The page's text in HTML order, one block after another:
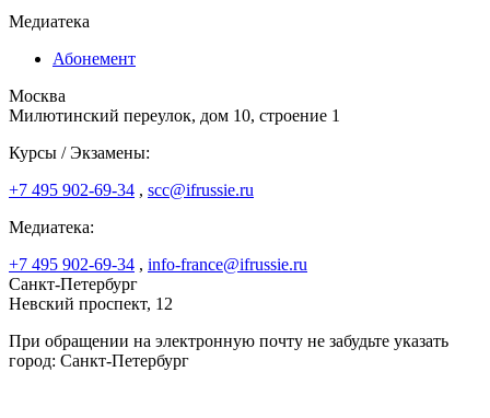
Медиатека
Абонемент
Москва
Милютинский переулок, дом 10, строение 1
Курсы / Экзамены:
+7 495 902-69-34 , scc@ifrussie.ru
Медиатека:
+7 495 902-69-34 , info-france@ifrussie.ru
Санкт-Петербург
Невский проспект, 12
При обращении на электронную почту не забудьте указать
город: Санкт-Петербург